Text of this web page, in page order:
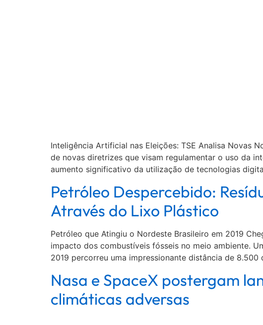
Inteligência Artificial nas Eleições: TSE Analisa Novas
de novas diretrizes que visam regulamentar o uso da
aumento significativo da utilização de tecnologias
Petróleo Despercebido:
Através do Lixo Plástico
Petróleo que Atingiu o Nordeste Brasileiro em 2019
impacto dos combustíveis fósseis no meio ambiente.
2019 percorreu uma impressionante distância de
Nasa e SpaceX postergam
climáticas adversas